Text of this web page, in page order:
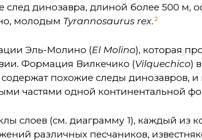
динозавра, длиной более 500 м,
молодым Tyrannosaurus rex. 2
Эль-Молино (El Molino), которая
Формация Вилкечико (Vilquechico)
похожие следы динозавров, и
частями одной континентальной
слоев (см. диаграмму 1), каждый из
различных песчаников,